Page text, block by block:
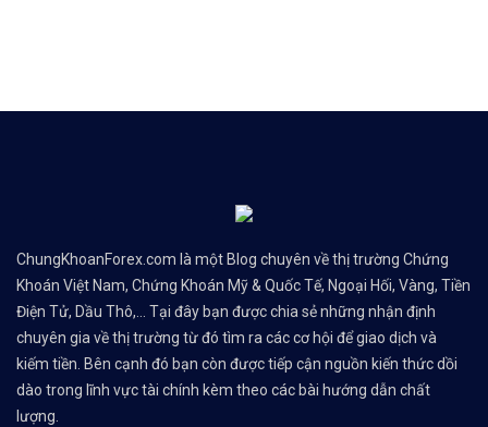
Hỗ trợ giao dịch
ChungKhoanForex.com là một Blog chuyên về thị trường Chứng
Khoán Việt Nam, Chứng Khoán Mỹ & Quốc Tế, Ngoại Hối, Vàng, Tiền
Điện Tử, Dầu Thô,... Tại đây bạn được chia sẻ những nhận định
chuyên gia về thị trường từ đó tìm ra các cơ hội để giao dịch và
kiếm tiền. Bên cạnh đó bạn còn được tiếp cận nguồn kiến thức dồi
dào trong lĩnh vực tài chính kèm theo các bài hướng dẫn chất
lượng.